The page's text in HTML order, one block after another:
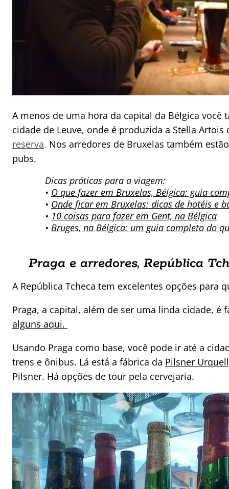
A menos de uma hora da capital da Bélgica
cidade de Leuve, onde é produzida a Stella
reserva. Nos arredores de Bruxelas também
pubs.
Dicas práticas para a viagem:
• O que fazer em Bruxelas, Bélgica: guia
• Onde ficar em Bruxelas: dicas de hotéis e
• 10 coisas para fazer em Gent, na Bélgica
• Bruges, na Bélgica: um guia completo do
Praga e arredores, República
A República Tcheca tem excelentes opções para
Praga, a capital, além de ser uma linda cidade,
alguns aqui.
Usando Praga como base, você pode ir até a
trens e ônibus. Lá está a fábrica da Pilsner
Pilsner. Há opções de tour pela cervejaria.